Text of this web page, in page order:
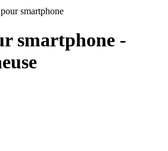
smartphone
smartphone -